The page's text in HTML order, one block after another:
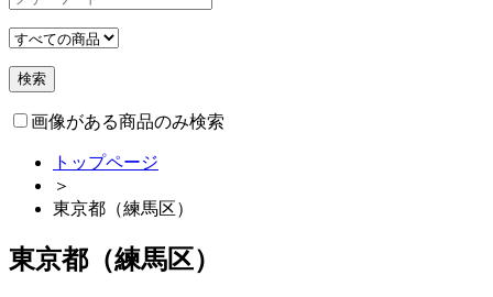
画像がある商品のみ検索
トップページ
＞
東京都（練馬区）
東京都（練馬区）